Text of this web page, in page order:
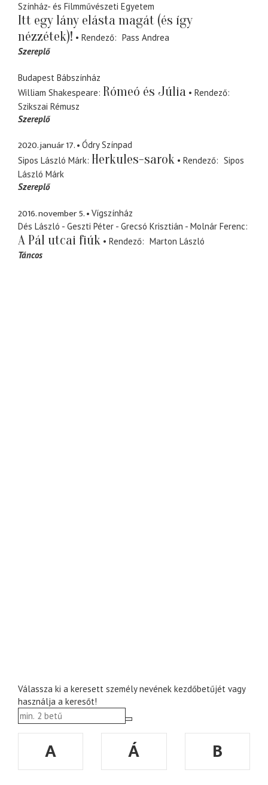
Színház- és Filmművészeti Egyetem
Itt egy lány elásta magát (és így
nézzétek)!
Rendező
Pass Andrea
Szereplő
Budapest Bábszínház
William Shakespeare Rómeó és Júlia
Rendező
Szikszai Rémusz
Szereplő
2020. január 17.
Ódry Színpad
Sipos László Márk Herkules-sarok Rendező
Sipos
László Márk
Szereplő
2016. november 5.
Vígszínház
Dés László - Geszti Péter - Grecsó Krisztián - Molnár Ferenc
A Pál utcai fiúk Rendező
Marton László
Táncos
Válassza ki a keresett személy nevének kezdőbetűjét vagy
használja a keresőt!
A Á
B